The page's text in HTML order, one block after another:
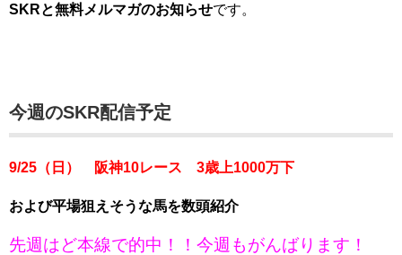
SKRと無料メルマガのお知らせです。
今週のSKR配信予定
9/25（日） 阪神10レース 3歳上1000万下
および平場狙えそうな馬を数頭紹介
先週はど本線で的中！！今週もがんばります！